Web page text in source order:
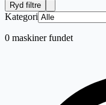
Ryd filtre
Kategori
0 maskiner fundet